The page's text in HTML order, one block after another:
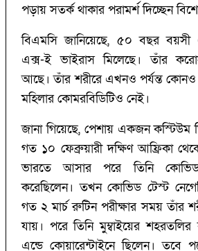
পড়ায় সতর্ক থাকার পরামর্শ দিচ্ছেন
বিএমসি জানিয়েছে, ৫০ বছর বয়সী
এক্স-ই ভাইরাস মিলেছে। তাঁর
আছে। তাঁর শরীরে এখনও পর্যন্ত কোনও
মহিলার কোমরবিডিটিও নেই।
জানা গিয়েছে, পেশায় একজন কস্টিউম
গত ১০ ফেব্রুয়ারী দক্ষিণ আফ্রিকা
ভারতে আসার পরে তিনি
করেছিলেন। তখন কোভিড টেস্ট
গত ২ মার্চ রুটিন পরীক্ষার সময় তাঁর
যায়। পরে তিনি মুম্বাইয়ের শহরতলির
এন্ডে কোয়ারেন্টাইনে ছিলেন। তবে